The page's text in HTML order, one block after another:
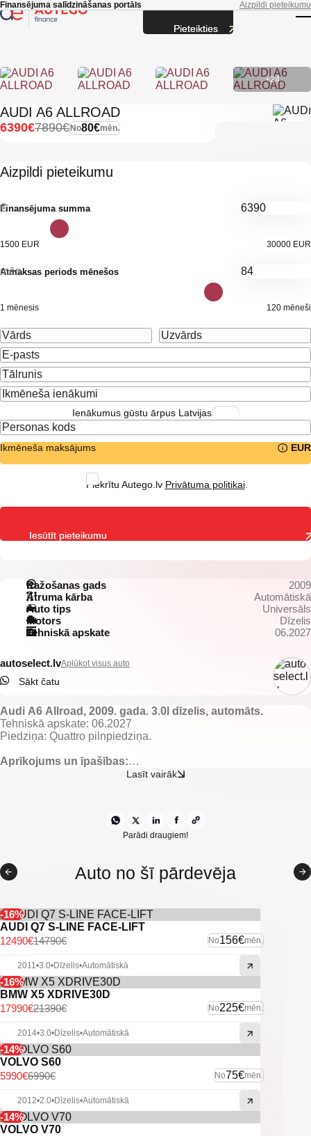
Skip to main content
Finansējuma salīdzināšanas portāls Aizpildi pieteikumu
+24
AUDI A6 ALLROAD
No80€mēn.
7890€
6390€
Aizpildi pieteikumu
Finansējuma summa
€
1500 EUR 30000 EUR
Atmaksas periods mēnešos
mēn.
1 mēnesis 120 mēneši
Ienākumus gūstu ārpus Latvijas
Ikmēneša maksājums EUR
Piekrītu Autego.lv Privātuma politikai.
Ražošanas gads
2009
Ātruma kārba
Automātiskā
Auto tips
Universāls
Motors
Dīzelis
Tehniskā apskate
06.2027
autoselect.lvAplūkot visus auto
Sākt čatu
Audi A6 Allroad, 2009. gada. 3.0l dīzelis, automāts.
Tehniskā apskate: 06.2027
Piedziņa: Quattro pilnpiedziņa.
Aprīkojums un īpašības:
Tumšs ādas sporta tipa salons.
Gaisa kondicionieris ar 2 zonu klimata kontroli.
Multistūre ar F1 tipa ātruma pārslēgiem.
Audi multimedia/navigācija.
Automātiskās tuvās gaismas.
Xenon lukturi ar mazgātājiem.
Miglas lukturi.
Sakabes āķis.
Pneimatiskā piekare.
U.C. ekstras.
Lasīt vairāk
Parādi draugiem!
Auto no šī pārdevēja
-16%
AUDI Q7 S-LINE FACE-LIFT
No156€mēn.
14790€
12490€
2011•3.0•Dīzelis•Automātiskā
-16%
BMW X5 XDRIVE30D
No225€mēn.
21390€
17990€
2014•3.0•Dīzelis•Automātiskā
-14%
VOLVO S60
No75€mēn.
6990€
5990€
2012•2.0•Dīzelis•Automātiskā
-14%
VOLVO V70